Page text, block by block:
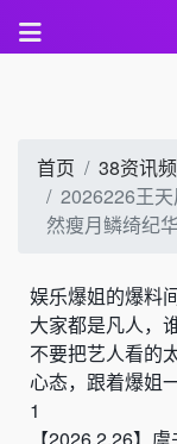
首页
38资讯
2026226王
然瘦月鳞绮纪
娱乐爆姐的爆料
大家都是凡人，
不要把艺人看的
心态，跟着爆姐
1